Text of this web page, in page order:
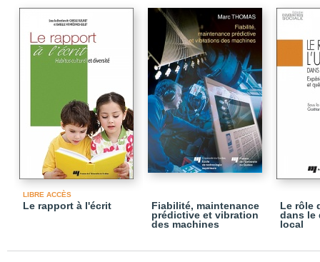
LIBRE ACCÈS
Le rapport à l'écrit
Fiabilité, maintenance
prédictive et vibration
des machines
Le rôle
dans le
local